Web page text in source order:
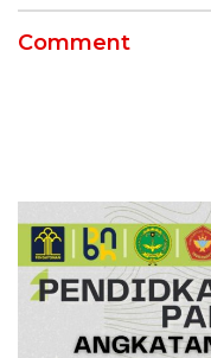
Comment